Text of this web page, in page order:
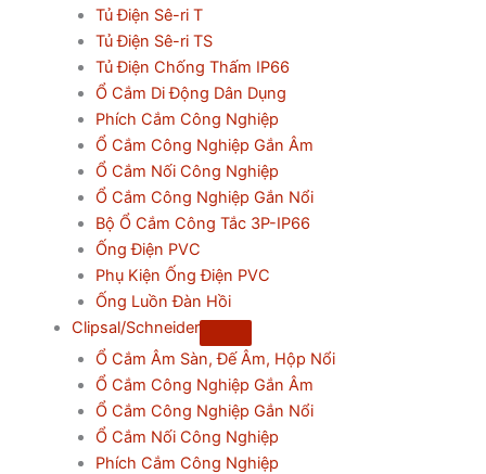
Tủ Điện Sê-ri T
Tủ Điện Sê-ri TS
Tủ Điện Chống Thấm IP66
Ổ Cắm Di Động Dân Dụng
Phích Cắm Công Nghiệp
Ổ Cắm Công Nghiệp Gắn Âm
Ổ Cắm Nối Công Nghiệp
Ổ Cắm Công Nghiệp Gắn Nổi
Bộ Ổ Cắm Công Tắc 3P-IP66
Ống Điện PVC
Phụ Kiện Ống Điện PVC
Ống Luồn Đàn Hồi
Clipsal/Schneider
Ổ Cắm Âm Sàn, Đế Âm, Hộp Nổi
Ổ Cắm Công Nghiệp Gắn Âm
Ổ Cắm Công Nghiệp Gắn Nổi
Ổ Cắm Nối Công Nghiệp
Phích Cắm Công Nghiệp